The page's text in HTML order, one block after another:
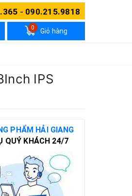
- 090.215.9818
Giỏ hàng
0
IPS
PHẨM HẢI GIANG
QUÝ KHÁCH 24/7